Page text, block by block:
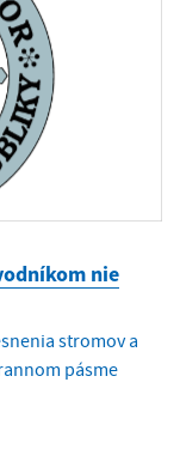
nie